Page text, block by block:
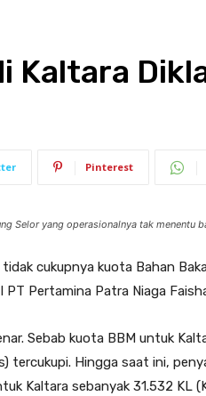
Kaltara
Pinterest
Selor yang operasionalnya tak menentu
cukupnya kuota Bahan
PT Pertamina Patra Niaga
Sebab kuota BBM untuk
tercukupi. Hingga saat ini,
Kaltara sebanyak 31.532 KL